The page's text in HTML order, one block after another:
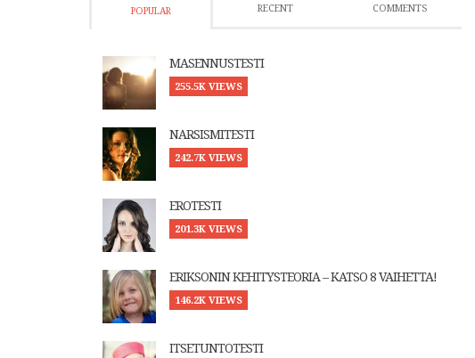
POPULAR RECENT COMMENTS
MASENNUSTESTI
255.5K VIEWS
NARSISMITESTI
242.7K VIEWS
EROTESTI
201.3K VIEWS
ERIKSONIN KEHITYSTEORIA – KATSO 8 VAIHETTA!
146.2K VIEWS
ITSETUNTOTESTI